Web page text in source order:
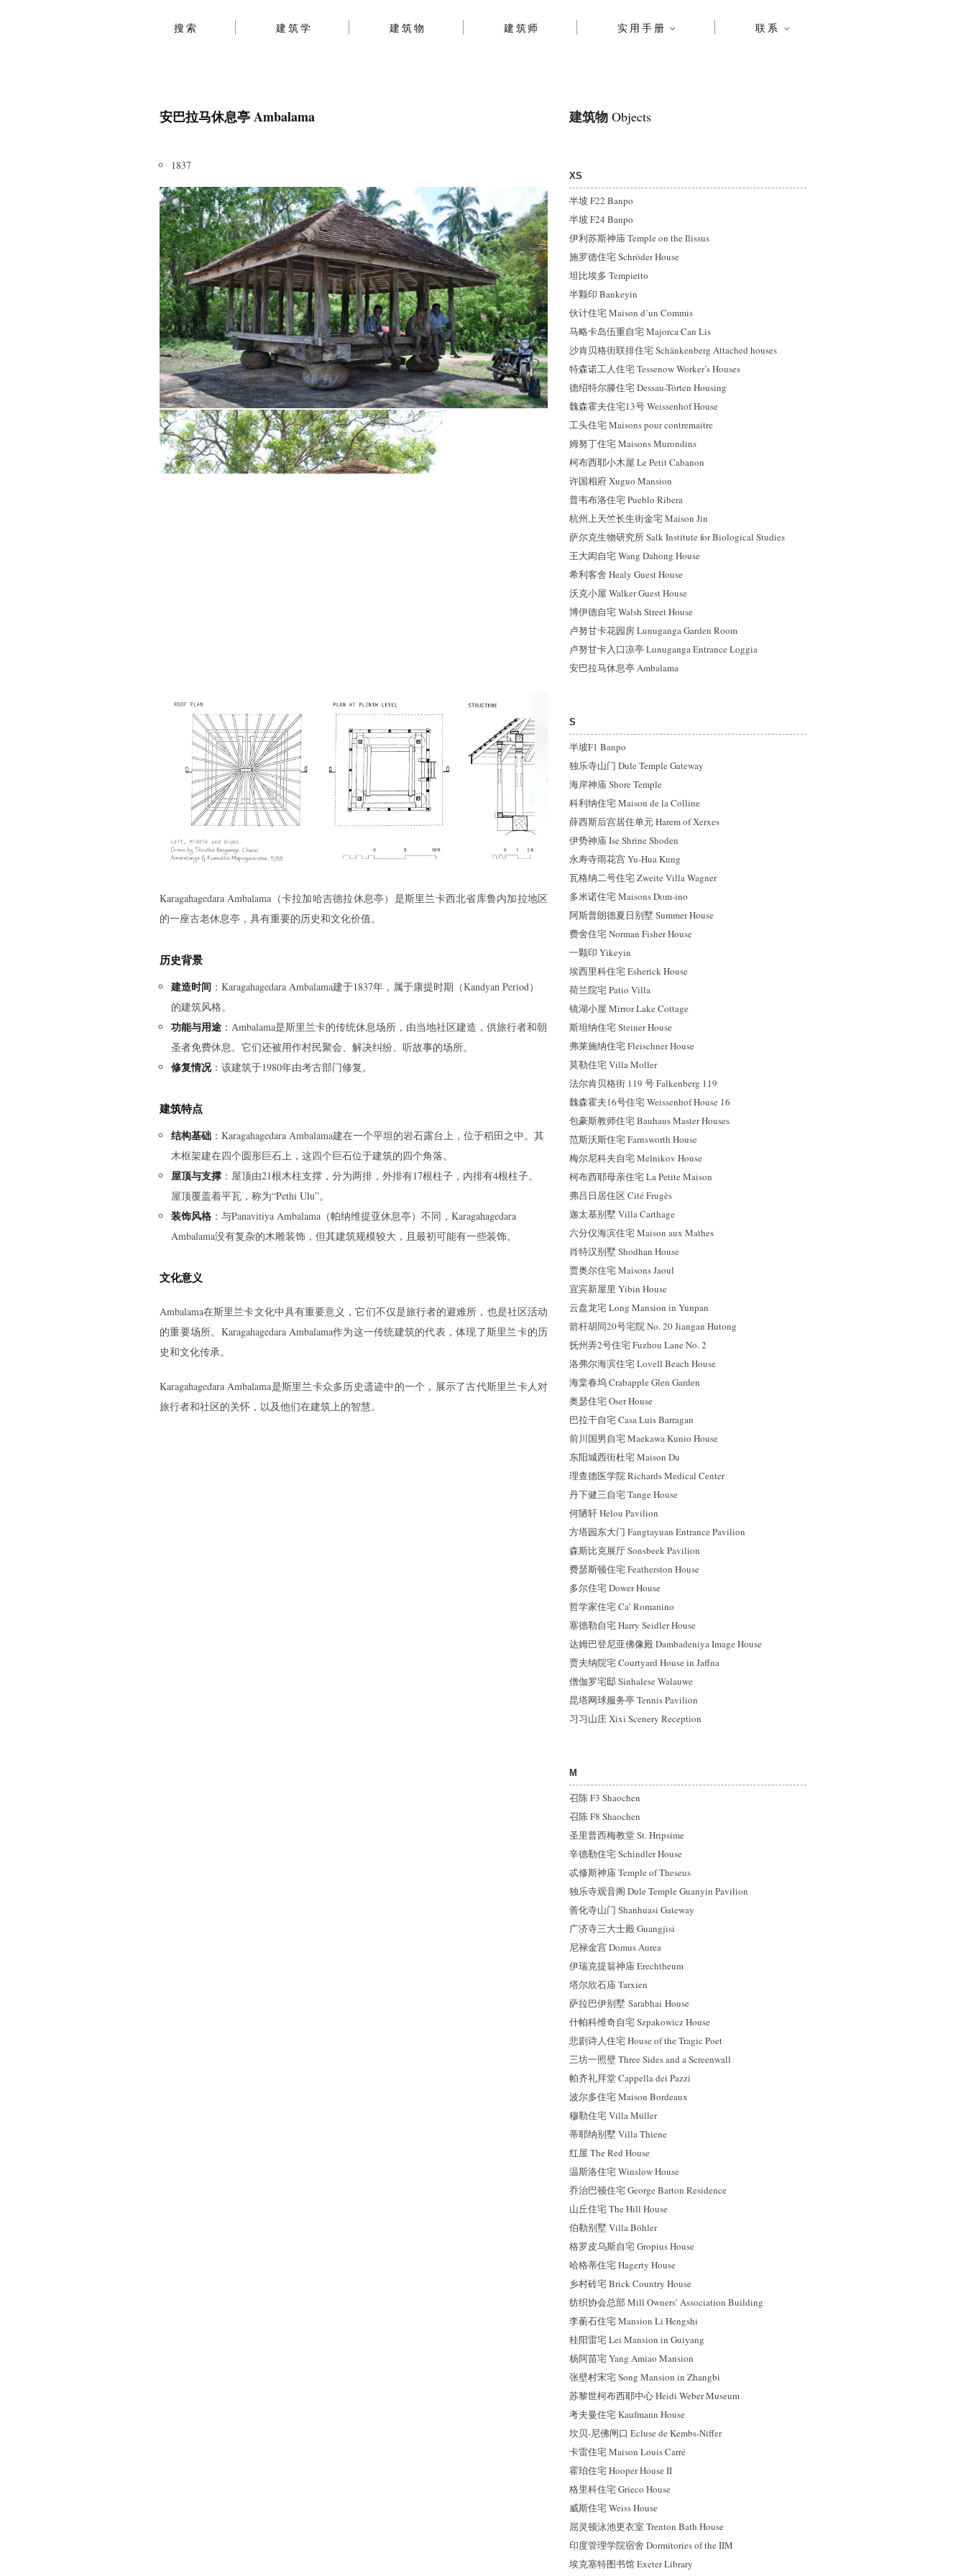
搜索 建筑学 建筑物 建筑师 实用手册 联系
安巴拉马休息亭 Ambalama
1837
Karagahagedara Ambalama（卡拉加哈吉德拉休息亭）是斯里兰卡西北省库鲁内加拉地区
的一座古老休息亭，具有重要的历史和文化价值。
历史背景
建造时间 ：Karagahagedara Ambalama建于1837年，属于康提时期（Kandyan Period）
的建筑风格。
功能与用途 ：Ambalama是斯里兰卡的传统休息场所，由当地社区建造，供旅行者和朝
圣者免费休息。它们还被用作村民聚会、解决纠纷、听故事的场所。
修复情况：该建筑于1980年由考古部门修复。
建筑特点
结构基础 ：Karagahagedara Ambalama建在一个平坦的岩石露台上，位于稻田之中。其
木框架建在四个圆形巨石上，这四个巨石位于建筑的四个角落。
屋顶与支撑 ：屋顶由21根木柱支撑，分为两排，外排有17根柱子，内排有4根柱子。
屋顶覆盖着平瓦，称为“Pethi Ulu”。
装饰风格 ：与Panavitiya Ambalama（帕纳维提亚休息亭）不同，Karagahagedara
Ambalama没有复杂的木雕装饰，但其建筑规模较大，且最初可能有一些装饰。
文化意义
Ambalama在斯里兰卡文化中具有重要意义，它们不仅是旅行者的避难所，也是社区活动
的重要场所。Karagahagedara Ambalama作为这一传统建筑的代表，体现了斯里兰卡的历
史和文化传承。
Karagahagedara Ambalama是斯里兰卡众多历史遗迹中的一个，展示了古代斯里兰卡人对
旅行者和社区的关怀，以及他们在建筑上的智慧。
建筑物 Objects
XS
半坡 F22 Banpo
半坡 F24 Banpo
伊利苏斯神庙 Temple on the Ilissus
施罗德住宅 Schröder House
坦比埃多 Tempietto
半颗印 Bankeyin
伙计住宅 Maison d’un Commis
马略卡岛伍重自宅 Majorca Can Lis
沙肯贝格街联排住宅 Schänkenberg Attached houses
特森诺工人住宅 Tessenow Worker’s Houses
德绍特尔滕住宅 Dessau-Törten Housing
魏森霍夫住宅13号 Weissenhof House
工头住宅 Maisons pour contremaitre
姆努丁住宅 Maisons Murondins
柯布西耶小木屋 Le Petit Cabanon
许国相府 Xuguo Mansion
普韦布洛住宅 Pueblo Ribera
杭州上天竺长生街金宅 Maison Jin
萨尔克生物研究所 Salk Institute for Biological Studies
王大闳自宅 Wang Dahong House
希利客舍 Healy Guest House
沃克小屋 Walker Guest House
博伊德自宅 Walsh Street House
卢努甘卡花园房 Lunuganga Garden Room
卢努甘卡入口凉亭 Lunuganga Entrance Loggia
安巴拉马休息亭 Ambalama
S
半坡F1 Banpo
独乐寺山门 Dule Temple Gateway
海岸神庙 Shore Temple
科利纳住宅 Maison de la Colline
薛西斯后宫居住单元 Harem of Xerxes
伊势神庙 Ise Shrine Shoden
永寿寺雨花宫 Yu-Hua Kung
瓦格纳二号住宅 Zweite Villa Wagner
多米诺住宅 Maisons Dom-ino
阿斯普朗德夏日别墅 Summer House
费舍住宅 Norman Fisher House
一颗印 Yikeyin
埃西里科住宅 Esherick House
荷兰院宅 Patio Villa
镜湖小屋 Mirror Lake Cottage
斯坦纳住宅 Steiner House
弗莱施纳住宅 Fleischner House
莫勒住宅 Villa Moller
法尔肯贝格街 119 号 Falkenberg 119
魏森霍夫16号住宅 Weissenhof House 16
包豪斯教师住宅 Bauhaus Master Houses
范斯沃斯住宅 Farnsworth House
梅尔尼科夫自宅 Melnikov House
柯布西耶母亲住宅 La Petite Maison
弗吕日居住区 Cité Frugès
迦太基别墅 Villa Carthage
六分仪海滨住宅 Maison aux Mathes
肖特汉别墅 Shodhan House
贾奥尔住宅 Maisons Jaoul
宜宾新屋里 Yibin House
云盘龙宅 Long Mansion in Yunpan
箭杆胡同20号宅院 No. 20 Jiangan Hutong
抚州弄2号住宅 Fuzhou Lane No. 2
洛弗尔海滨住宅 Lovell Beach House
海棠春坞 Crabapple Glen Garden
奥瑟住宅 Oser House
巴拉干自宅 Casa Luis Barragan
前川国男自宅 Maekawa Kunio House
东阳城西街杜宅 Maison Du
理查德医学院 Richards Medical Center
丹下健三自宅 Tange House
何陋轩 Helou Pavilion
方塔园东大门 Fangtayuan Entrance Pavilion
森斯比克展厅 Sonsbeek Pavilion
费瑟斯顿住宅 Featherston House
多尔住宅 Dower House
哲学家住宅 Ca’ Romanino
塞德勒自宅 Harry Seidler House
达姆巴登尼亚佛像殿 Dambadeniya Image House
贾夫纳院宅 Courtyard House in Jaffna
僧伽罗宅邸 Sinhalese Walauwe
昆塔网球服务亭 Tennis Pavilion
习习山庄 Xixi Scenery Reception
M
召陈 F3 Shaochen
召陈 F8 Shaochen
圣里普西梅教堂 St. Hripsime
辛德勒住宅 Schindler House
忒修斯神庙 Temple of Theseus
独乐寺观音阁 Dule Temple Guanyin Pavilion
善化寺山门 Shanhuasi Gateway
广济寺三大士殿 Guangjisi
尼禄金宫 Domus Aurea
伊瑞克提翁神庙 Erechtheum
塔尔欣石庙 Tarxien
萨拉巴伊别墅 Sarabhai House
什帕科维奇自宅 Szpakowicz House
悲剧诗人住宅 House of the Tragic Poet
三坊一照壁 Three Sides and a Screenwall
帕齐礼拜堂 Cappella dei Pazzi
波尔多住宅 Maison Bordeaux
穆勒住宅 Villa Müller
蒂耶纳别墅 Villa Thiene
红屋 The Red House
温斯洛住宅 Winslow House
乔治巴顿住宅 George Barton Residence
山丘住宅 The Hill House
伯勒别墅 Villa Böhler
格罗皮乌斯自宅 Gropius House
哈格蒂住宅 Hagerty House
乡村砖宅 Brick Country House
纺织协会总部 Mill Owners’ Association Building
李蘅石住宅 Mansion Li Hengshi
桂阳雷宅 Lei Mansion in Guiyang
杨阿苗宅 Yang Amiao Mansion
张壁村宋宅 Song Mansion in Zhangbi
苏黎世柯布西耶中心 Heidi Weber Museum
考夫曼住宅 Kaufmann House
坎贝-尼佛闸口 Ecluse de Kembs-Niffer
卡雷住宅 Maison Louis Carré
霍珀住宅 Hooper House II
格里科住宅 Grieco House
威斯住宅 Weiss House
屈灵顿泳池更衣室 Trenton Bath House
印度管理学院宿舍 Dormitories of the IIM
埃克塞特图书馆 Exeter Library